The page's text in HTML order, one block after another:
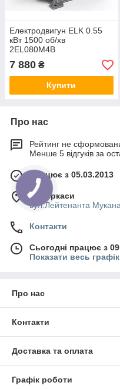
Електродвигун ELK 0.55
кВт 1500 об/хв
2EL080M4B
7 880 ₴
Купити
Про нас
Рейтинг не
Менше 5 відгуків за
Працює з 05.03.2013
м. Черкаси
вул.Лейтенанта
Контакти
Сьогодні працює з
Показати весь
Про нас
Контакти
Доставка та оплата
Графік роботи